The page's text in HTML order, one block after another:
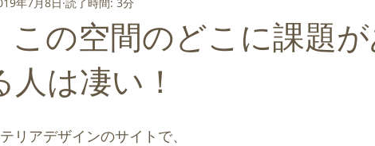
ンポラリー風水 縁をつなぐ風水
情運を高める風水 風水体験談
ビジネス 創造性を高める風水
この空間のどこに課題
は凄い！
リアデザインのサイトで、